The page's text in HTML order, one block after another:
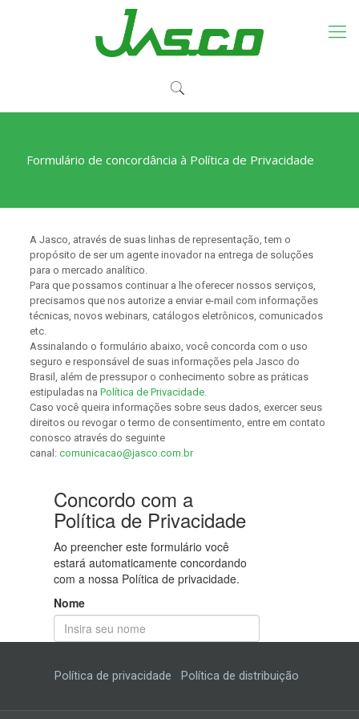
Formulário de concordância à Política de Privacidade
A Jasco, através de suas linhas de representação, tem o
propósito de ser um agente inovador na entrega de soluções
para o mercado analítico.
Para que possamos continuar a lhe oferecer nossos serviços,
precisamos que nos autorize a enviar e-mail com informações
técnicas, novos webinars, catálogos eletrônicos, comunicados
etc.
Assinalando o formulário abaixo, você concorda com o uso
seguro e responsável de suas informações pela Jasco do
Brasil, além de pressupor o conhecimento sobre as práticas
estipuladas na Política de Privacidade.
Caso você queira informações sobre seus dados, exercer seus
direitos ou revogar o termo de consentimento, entre em contato
conosco através do seguinte
canal: comunicacao@jasco.com.br
Política de privacidade Política de distribuição